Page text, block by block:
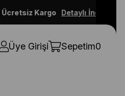
Kargo Detaylı İncele
Üye Girişi Sepetim0